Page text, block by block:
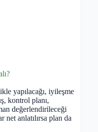
yapılacağı, iyileşme
kontrol planı,
değerlendirileceği
net anlatılırsa plan da